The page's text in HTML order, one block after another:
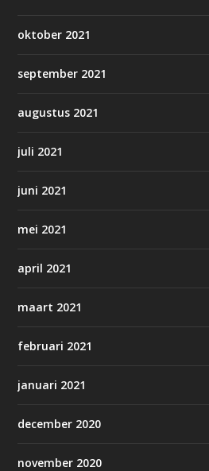
oktober 2021
september 2021
augustus 2021
juli 2021
juni 2021
mei 2021
april 2021
maart 2021
februari 2021
januari 2021
december 2020
november 2020